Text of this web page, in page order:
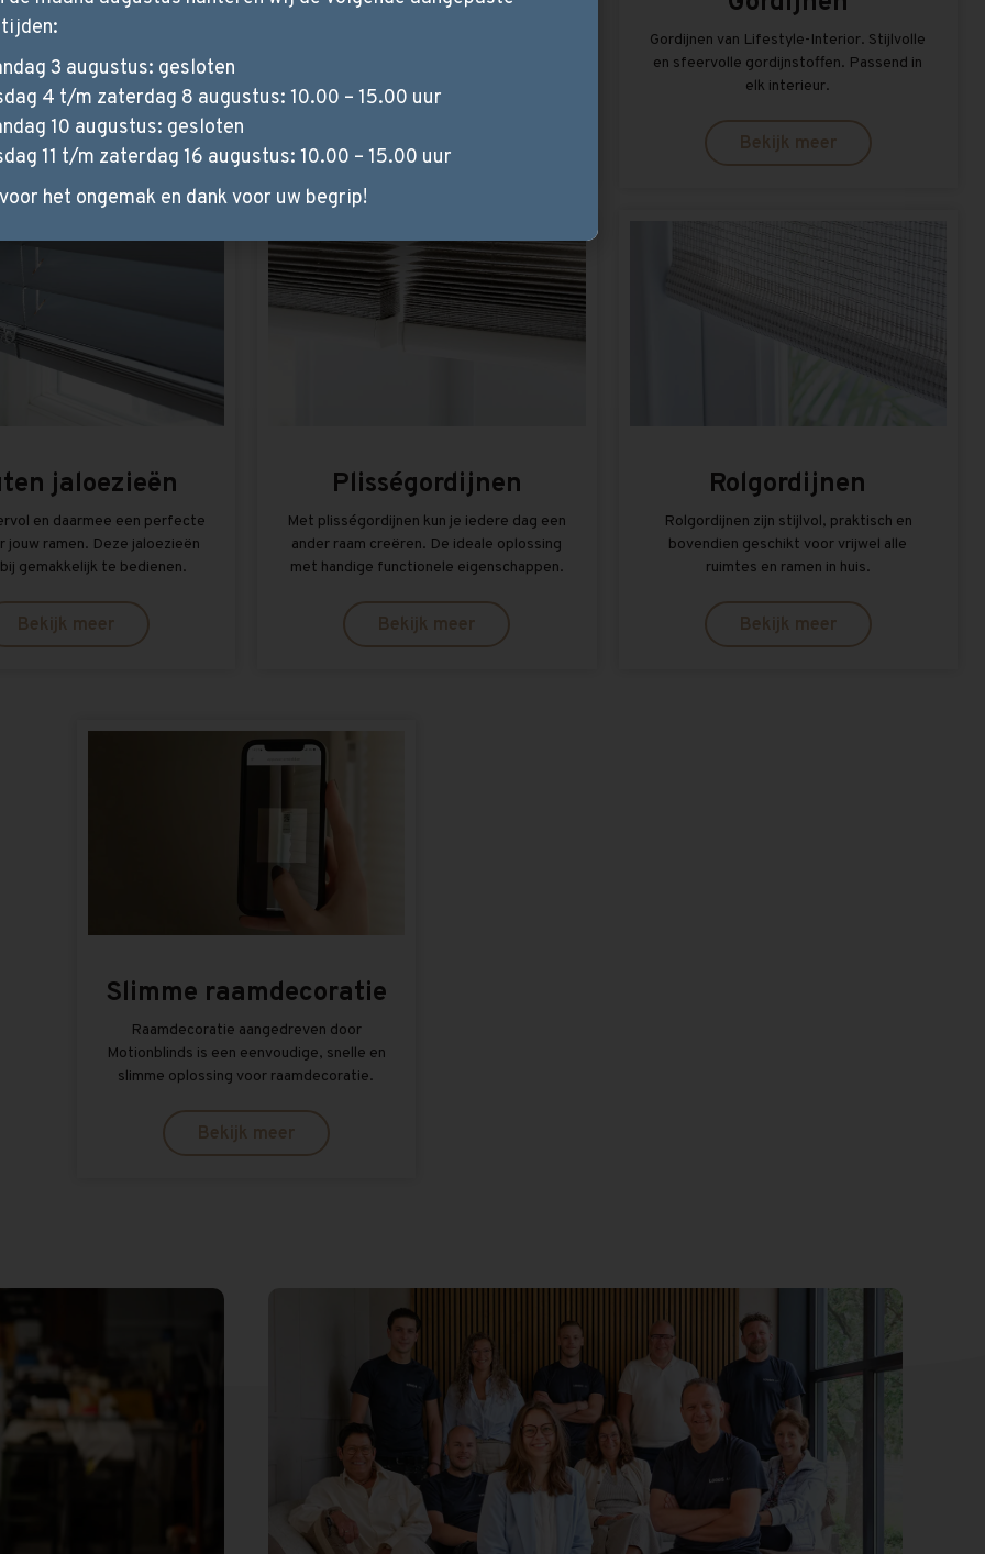
van het rolgordijn. Het
uit twee stoflagen met
en niet-transparante banen.
Bekijk meer
isolerende- en akoestische werking.
Bekijk meer
Gordijnen van Lifestyle-Interior. Stijlvolle
en sfeervolle gordijnstoffen. Passend in
elk interieur.
Bekijk meer
jaloezieën
en daarmee een perfecte
jouw ramen. Deze jaloezieën
gemakkelijk te bedienen.
Bekijk meer
Plisségordijnen
Met plisségordijnen kun je iedere dag een
ander raam creëren. De ideale oplossing
met handige functionele eigenschappen.
Bekijk meer
Rolgordijnen
Rolgordijnen zijn stijlvol, praktisch en
bovendien geschikt voor vrijwel alle
ruimtes en ramen in huis.
Bekijk meer
Slimme raamdecoratie
Raamdecoratie aangedreven door
Motionblinds is een eenvoudige, snelle en
slimme oplossing voor raamdecoratie.
Bekijk meer
3 augustus: gesloten
4 t/m zaterdag 8 augustus: 10.00 – 15.00 uur
10 augustus: gesloten
11 t/m zaterdag 16 augustus: 10.00 – 15.00 uur
het ongemak en dank voor uw begrip!